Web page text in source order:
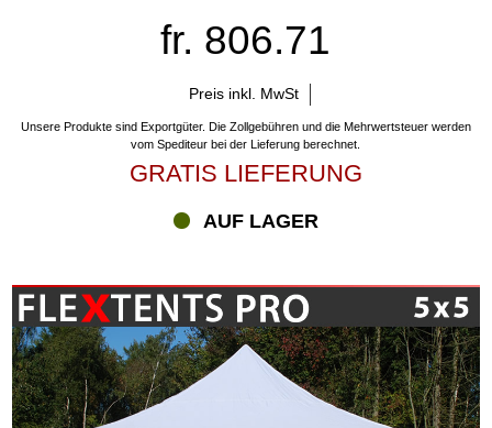
fr. 806.71
Preis inkl. MwSt
Unsere Produkte sind Exportgüter. Die Zollgebühren und die Mehrwertsteuer werden
vom Spediteur bei der Lieferung berechnet.
GRATIS LIEFERUNG
AUF LAGER